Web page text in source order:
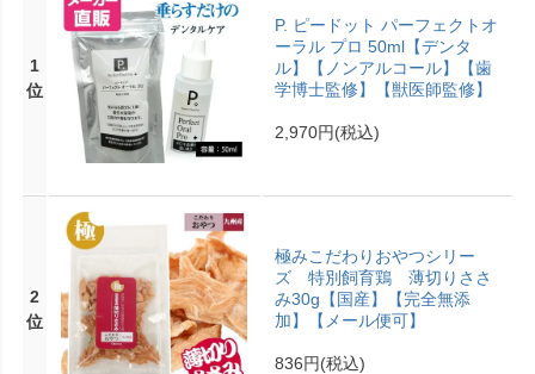
1
位
P. ピードット パーフェクトオ
ーラル プロ 50ml【デンタ
ル】【ノンアルコール】【歯
学博士監修】【獣医師監修】
2,970円(税込)
2
位
極みこだわりおやつシリー
ズ 特別飼育鶏 薄切りささ
み30g【国産】【完全無添
加】【メール便可】
836円(税込)